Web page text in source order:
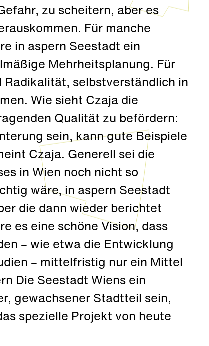
zu scheitern, aber es
Für manche
in aspern Seestadt ein
Mehrheitsplanung. Für
Radikalität, selbstverständlich in
Wie sieht Czaja die
Qualität zu befördern:
sein, kann gute Beispiele
Czaja. Generell sei die
in Wien noch nicht so
wäre, in aspern Seestadt
die dann wieder berichtet
es eine schöne Vision, dass
– wie etwa die Entwicklung
– mittelfristig nur ein Mittel
Die Seestadt Wiens ein
gewachsener Stadtteil sein,
spezielle Projekt von heute